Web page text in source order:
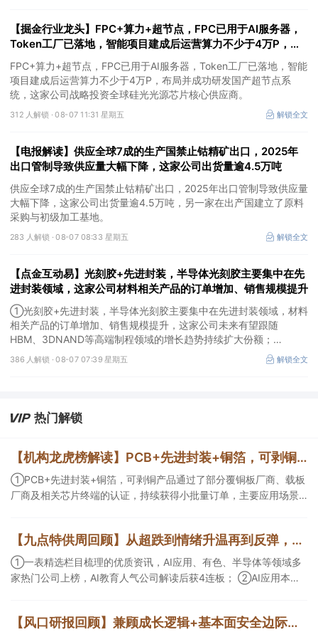
【掘金行业龙头】FPC+算力+超节点，FPC已用于AI服务器，
Token工厂已落地，智能项目建成后运营算力不少于4万P，这
家公司布局并成功研发国产超节点系统
FPC+算力+超节点，FPC已用于AI服务器，Token工厂已落地，智能
项目建成后运营算力不少于4万P，布局并成功研发国产超节点系
统，这家公司战略投资全球硅光光源芯片核心供应商。
312 人解锁 ·08-07 11:31 星期五 解锁全文
【电报解读】供应全球7成的生产国禁止钴精矿出口，2025年
出口管制导致供应量大幅下降，这家公司出货量逾4.5万吨
供应全球7成的生产国禁止钴精矿出口，2025年出口管制导致供应量
大幅下降，这家公司出货量逾4.5万吨，另一家在出产国建立了原料
采购与初级加工基地。
283 人解锁 ·08-07 08:33 星期五 解锁全文
【点金互动易】光刻胶+先进封装，半导体光刻胶主要集中在先
进封装领域，这家公司材料相关产品的订单增加、销售规模提升
①光刻胶+先进封装，半导体光刻胶主要集中在先进封装领域，材料
相关产品的订单增加、销售规模提升，这家公司未来有望跟随
HBM、3DNAND等高端制程领域的增长趋势持续扩大份额；
②华为+高速连接器，这家公司是深耕连接器国产核心骨干，高速互
联产品已对接导入国内头部AI服务器厂商，深度绑定华为供应链。
386 人解锁 ·08-07 07:39 星期五 解锁全文
热门解锁
【机构龙虎榜解读】PCB+先进封装+铜箔，可剥铜产品通过了部分覆铜板厂商、载板厂商及相关芯片终端的认证，持续获得小批量订单，主要应用场景包括芯片封装光模块用PCB，机构大额净买入这家公司
①PCB+先进封装+铜箔，可剥铜产品通过了部分覆铜板厂商、载板
厂商及相关芯片终端的认证，持续获得小批量订单，主要应用场景
等方面具有丰富经验，具备承接细胞与基因治疗产品商业化受托生
产的合规资质，这家公司获净买入。
【九点特供周回顾】从超跌到情绪升温再到反弹，栏目梳理AI应用题材逻辑，AI教育人气公司解读后获4连板
①一表精选栏目梳理的优质资讯，AI应用、有色、半导体等领域多
家热门公司上榜，AI教育人气公司解读后获4连板； ②AI应用本周
角前瞻产业供需情况，提及2家核心公司双双涨停。
【风口研报回顾】兼顾成长逻辑+基本面安全边际！王牌自营前瞻覆盖“pcb+MLCC+电子布”，梳理AI产业链优质标的“深坑起跳”